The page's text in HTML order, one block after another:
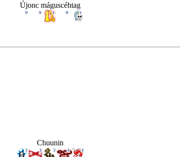
Újonc máguscéhtag
Chuunin